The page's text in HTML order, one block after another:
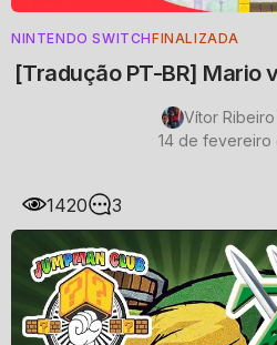
NINTENDO SWITCHFINALIZADA
[Tradução PT-BR] Mario
Vítor Ribeiro
14 de fevereiro
1420 3